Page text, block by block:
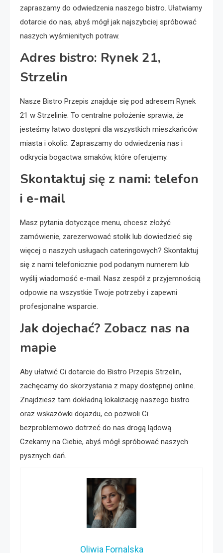
zapraszamy do odwiedzenia naszego bistro. Ułatwiamy
dotarcie do nas, abyś mógł jak najszybciej spróbować
naszych wyśmienitych potraw.
Adres bistro: Rynek 21,
Strzelin
Nasze Bistro Przepis znajduje się pod adresem Rynek
21 w Strzelinie. To centralne położenie sprawia, że
jesteśmy łatwo dostępni dla wszystkich mieszkańców
miasta i okolic. Zapraszamy do odwiedzenia nas i
odkrycia bogactwa smaków, które oferujemy.
Skontaktuj się z nami: telefon
i e-mail
Masz pytania dotyczące menu, chcesz złożyć
zamówienie, zarezerwować stolik lub dowiedzieć się
więcej o naszych usługach cateringowych? Skontaktuj
się z nami telefonicznie pod podanym numerem lub
wyślij wiadomość e-mail. Nasz zespół z przyjemnością
odpowie na wszystkie Twoje potrzeby i zapewni
profesjonalne wsparcie.
Jak dojechać? Zobacz nas na
mapie
Aby ułatwić Ci dotarcie do Bistro Przepis Strzelin,
zachęcamy do skorzystania z mapy dostępnej online.
Znajdziesz tam dokładną lokalizację naszego bistro
oraz wskazówki dojazdu, co pozwoli Ci
bezproblemowo dotrzeć do nas drogą lądową.
Czekamy na Ciebie, abyś mógł spróbować naszych
pysznych dań.
Oliwia Fornalska